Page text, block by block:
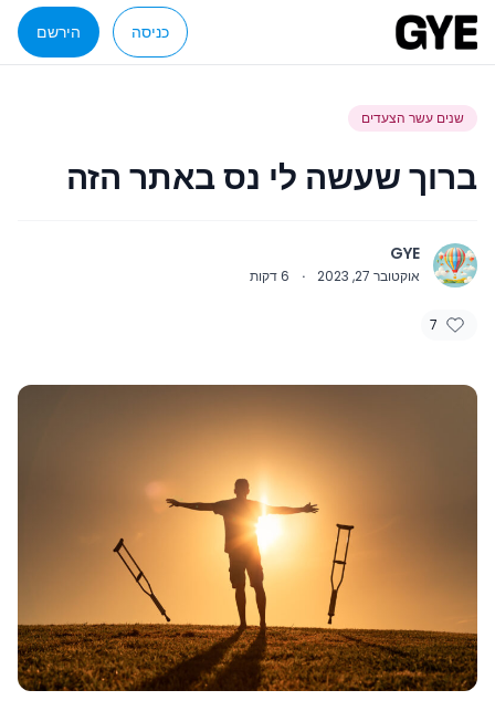
כניסה הירשם
שנים עשר הצעדים
ברוך שעשה לי נס באתר הזה
GYE
אוקטובר 27, 2023 ·
6דקות
7